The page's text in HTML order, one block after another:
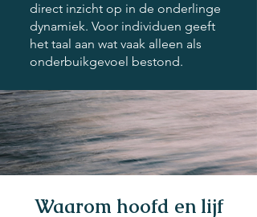
direct inzicht op in de onderlinge
dynamiek. Voor individuen geeft
het taal aan wat vaak alleen als
onderbuikgevoel bestond.
Waarom hoofd en lijf